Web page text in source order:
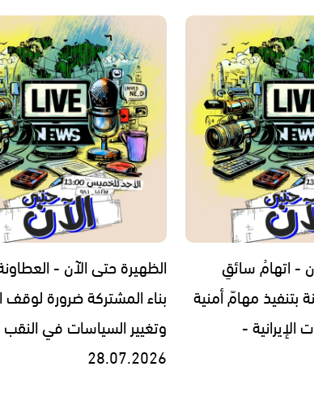
- اتهامُ سائقِ
بتنفيذ مهامّ أمنية
الإيرانية -
الظهيرة حتى الآن -
بناء المشتركة ضرورة لوقف
وتغيير السياسات في
28.07.2026